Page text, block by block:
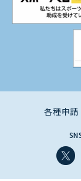
各種申請